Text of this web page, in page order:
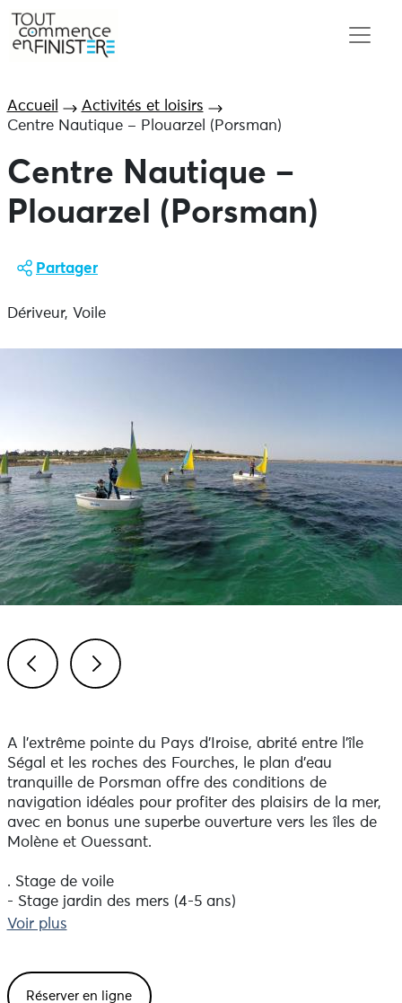
Accueil
Activités et loisirs
Centre Nautique – Plouarzel (Porsman)
Centre Nautique –
Plouarzel (Porsman)
Partager
Dériveur, Voile
A l’extrême pointe du Pays d’Iroise, abrité entre l’île
Ségal et les roches des Fourches, le plan d’eau
tranquille de Porsman offre des conditions de
navigation idéales pour profiter des plaisirs de la mer,
avec en bonus une superbe ouverture vers les îles de
Molène et Ouessant.
. Stage de voile
- Stage jardin des mers (4-5 ans)
- Stage moussaillon (6-7 ans)
Voir plus
Réserver en ligne